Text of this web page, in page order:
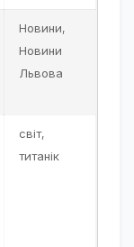
Новини,
Новини
Львова
світ,
титанік